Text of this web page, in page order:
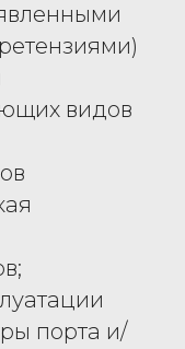
видов
порта и/